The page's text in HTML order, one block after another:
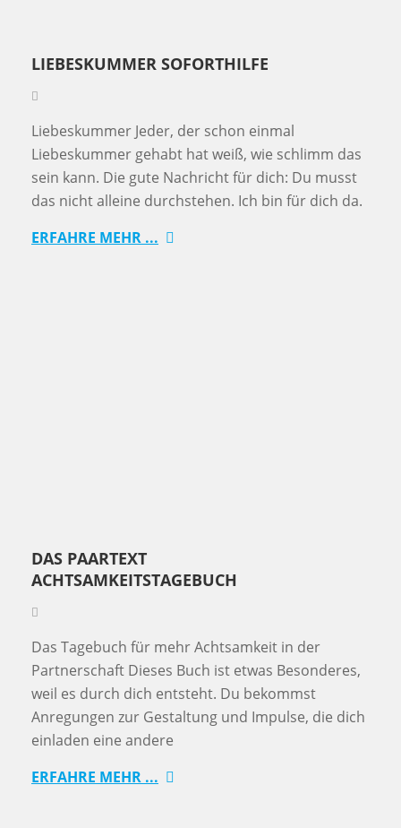
LIEBESKUMMER SOFORTHILFE
Liebeskummer Jeder, der schon einmal
Liebeskummer gehabt hat weiß, wie schlimm das
sein kann. Die gute Nachricht für dich: Du musst
das nicht alleine durchstehen. Ich bin für dich da.
ERFAHRE MEHR ...
DAS PAARTEXT
ACHTSAMKEITSTAGEBUCH
Das Tagebuch für mehr Achtsamkeit in der
Partnerschaft Dieses Buch ist etwas Besonderes,
weil es durch dich entsteht. Du bekommst
Anregungen zur Gestaltung und Impulse, die dich
einladen eine andere
ERFAHRE MEHR ...